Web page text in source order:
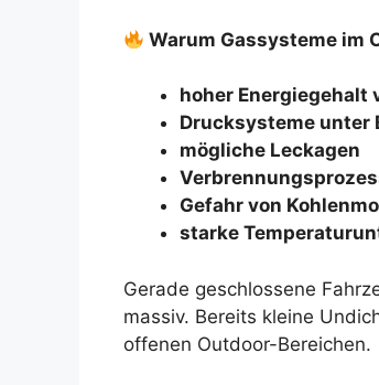
Warum Gassysteme im
hoher Energiegehalt
Drucksysteme unter
mögliche Leckagen
Gefahr von
starke
Gerade geschlossene
massiv. Bereits kleine
offenen Outdoor-Bereichen.